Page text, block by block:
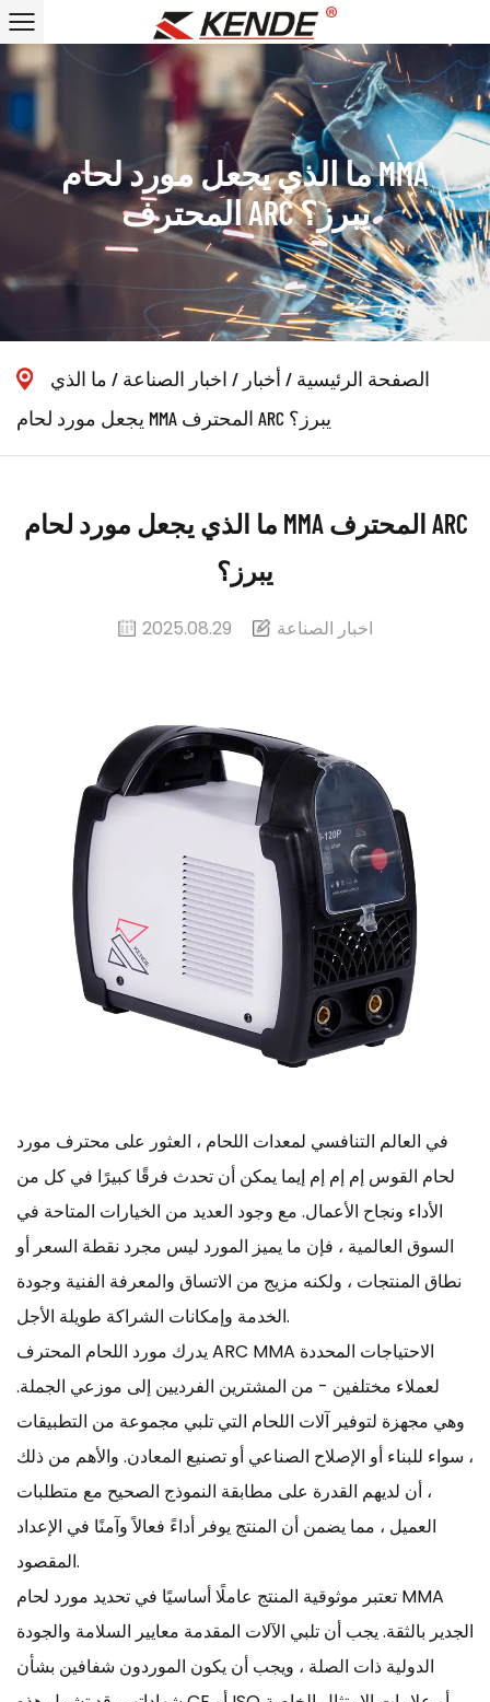
ما الذي يجعل مورد لحام MMA
المحترف ARC يبرز؟
الصفحة الرئيسية / أخبار / اخبار الصناعة / ما الذي
يجعل مورد لحام MMA المحترف ARC يبرز؟
ما الذي يجعل مورد لحام MMA المحترف ARC
يبرز؟
2025.08.29 اخبار الصناعة
في العالم التنافسي لمعدات اللحام ، العثور على محترف مورد
لحام القوس إم إم إم إيما يمكن أن تحدث فرقًا كبيرًا في كل من
الأداء ونجاح الأعمال. مع وجود العديد من الخيارات المتاحة في
السوق العالمية ، فإن ما يميز المورد ليس مجرد نقطة السعر أو
نطاق المنتجات ، ولكنه مزيج من الاتساق والمعرفة الفنية وجودة
الخدمة وإمكانات الشراكة طويلة الأجل.
يدرك مورد اللحام المحترف ARC MMA الاحتياجات المحددة
لعملاء مختلفين - من المشترين الفرديين إلى موزعي الجملة.
وهي مجهزة لتوفير آلات اللحام التي تلبي مجموعة من التطبيقات
، سواء للبناء أو الإصلاح الصناعي أو تصنيع المعادن. والأهم من ذلك
، أن لديهم القدرة على مطابقة النموذج الصحيح مع متطلبات
العميل ، مما يضمن أن المنتج يوفر أداءً فعالاً وآمنًا في الإعداد
المقصود.
تعتبر موثوقية المنتج عاملًا أساسيًا في تحديد مورد لحام MMA
الجدير بالثقة. يجب أن تلبي الآلات المقدمة معايير السلامة والجودة
الدولية ذات الصلة ، ويجب أن يكون الموردون شفافين بشأن